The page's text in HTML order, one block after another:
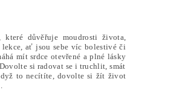
které důvěřuje moudrosti života,
ať jsou sebe víc bolestivé či
mít srdce otevřené a plné lásky
si radovat se i truchlit, smát
to necítíte, dovolte si žít život